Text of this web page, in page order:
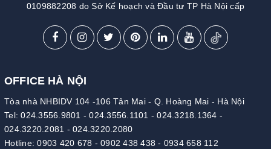
0109882208 do Sở Kế hoạch và Đầu tư TP Hà Nội cấp
OFFICE HÀ NỘI
Tòa nhà NHBIDV 104 -106 Tân Mai - Q. Hoàng Mai - Hà Nội
Tel:024.3556.9801 -024.3556.1101 -024.3218.1364 -
024.3220.2081 - 024.3220.2080
Hotline:0903 420 678 - 0902 438 438 - 0934 658 112